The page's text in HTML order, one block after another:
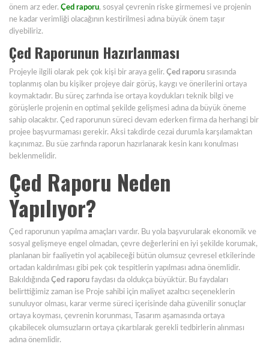
önem arz eder. Çed raporu, sosyal çevrenin riske girmemesi ve projenin
ne kadar verimliği olacağının kestirilmesi adına büyük önem taşır
diyebiliriz.
Çed Raporunun Hazırlanması
Projeyle ilgili olarak pek çok kişi bir araya gelir. Çed raporu sırasında
toplanmış olan bu kişiker projeye dair görüş, kaygı ve önerilerini ortaya
koymaktadır. Bu süreç zarfında ise ortaya koydukları teknik bilgi ve
görüşlerle projenin en optimal şekilde gelişmesi adına da büyük öneme
sahip olacaktır. Çed raporunun süreci devam ederken firma da herhangi bir
projee başvurmaması gerekir. Aksi takdirde cezai durumla karşılamaktan
kaçınımaz. Bu süe zarfında raporun hazırlanarak kesin kanı konulması
beklenmelidir.
Çed Raporu Neden
Yapılıyor?
Çed raporunun yapılma amaçları vardır. Bu yola başvurularak ekonomik ve
sosyal gelişmeye engel olmadan, çevre değerlerini en iyi şekilde korumak,
planlanan bir faaliyetin yol açabileceği bütün olumsuz çevresel etkilerinde
ortadan kaldırılması gibi pek çok tespitlerin yapılması adına önemlidir.
Bakıldığında Çed raporu faydası da oldukça büyüktür. Bu faydaları
belirttiğimiz zaman ise Proje sahibi için maliyet azaltıcı seçeneklerin
sunuluyor olması, karar verme süreci içerisinde daha güvenilir sonuçlar
ortaya koyması, çevrenin korunması, Tasarım aşamasında ortaya
çıkabilecek olumsuzların ortaya çıkartılarak gerekli tedbirlerin alınması
adına önemlidir.